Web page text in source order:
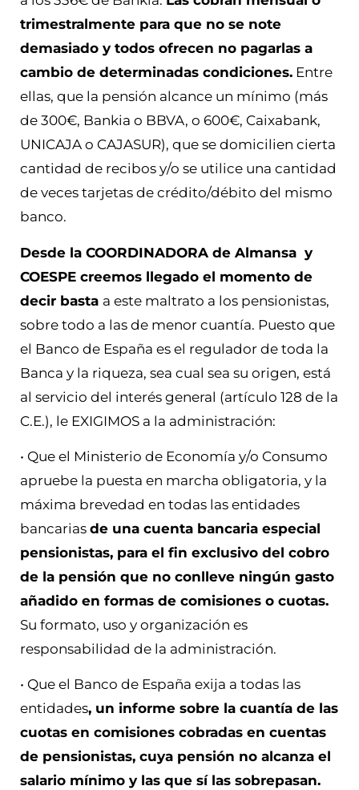
trimestralmente para que no se note
demasiado y todos ofrecen no pagarlas a
cambio de determinadas condiciones. Entre
ellas, que la pensión alcance un mínimo (más
de 300€, Bankia o BBVA, o 600€, Caixabank,
UNICAJA o CAJASUR), que se domicilien cierta
cantidad de recibos y/o se utilice una cantidad
de veces tarjetas de crédito/débito del mismo
banco.
Desde la COORDINADORA de Almansa y
COESPE creemos llegado el momento de
decir basta a este maltrato a los pensionistas,
sobre todo a las de menor cuantía. Puesto que
el Banco de España es el regulador de toda la
Banca y la riqueza, sea cual sea su origen, está
al servicio del interés general (artículo 128 de la
C.E.), le EXIGIMOS a la administración:
• Que el Ministerio de Economía y/o Consumo
apruebe la puesta en marcha obligatoria, y la
máxima brevedad en todas las entidades
bancarias de una cuenta bancaria especial
pensionistas, para el fin exclusivo del cobro
de la pensión que no conlleve ningún gasto
añadido en formas de comisiones o cuotas.
Su formato, uso y organización es
responsabilidad de la administración.
• Que el Banco de España exija a todas las
entidades, un informe sobre la cuantía de las
cuotas en comisiones cobradas en cuentas
de pensionistas, cuya pensión no alcanza el
salario mínimo y las que sí las sobrepasan.